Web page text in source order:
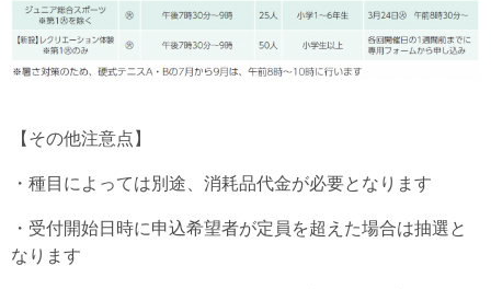
【その他注意点】
・種目によっては別途、消耗品代金が必要となります
・受付開始日時に申込希望者が定員を超えた場合は抽選と
なります